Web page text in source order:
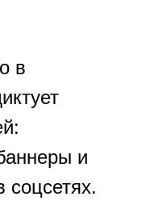
в
и
соцсетях.